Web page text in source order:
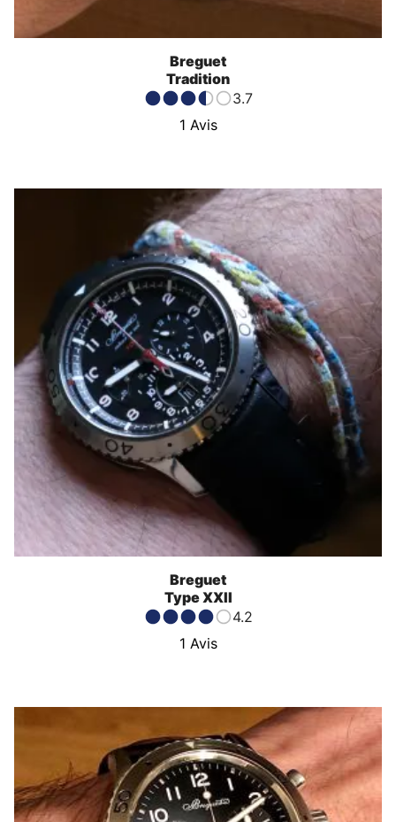
Breguet
Tradition
3.7
1 Avis
Breguet
Type XXII
4.2
1 Avis